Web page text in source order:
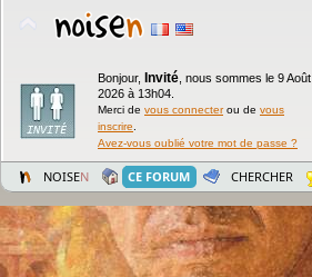
Bonjour, Invité nous sommes le 9 Août
2026 à 13h04.
Merci de vous connecterou de vous
inscrire
Avez-vous oublié votre mot de passe ?
NOISEN CE FORUM CHERCHER